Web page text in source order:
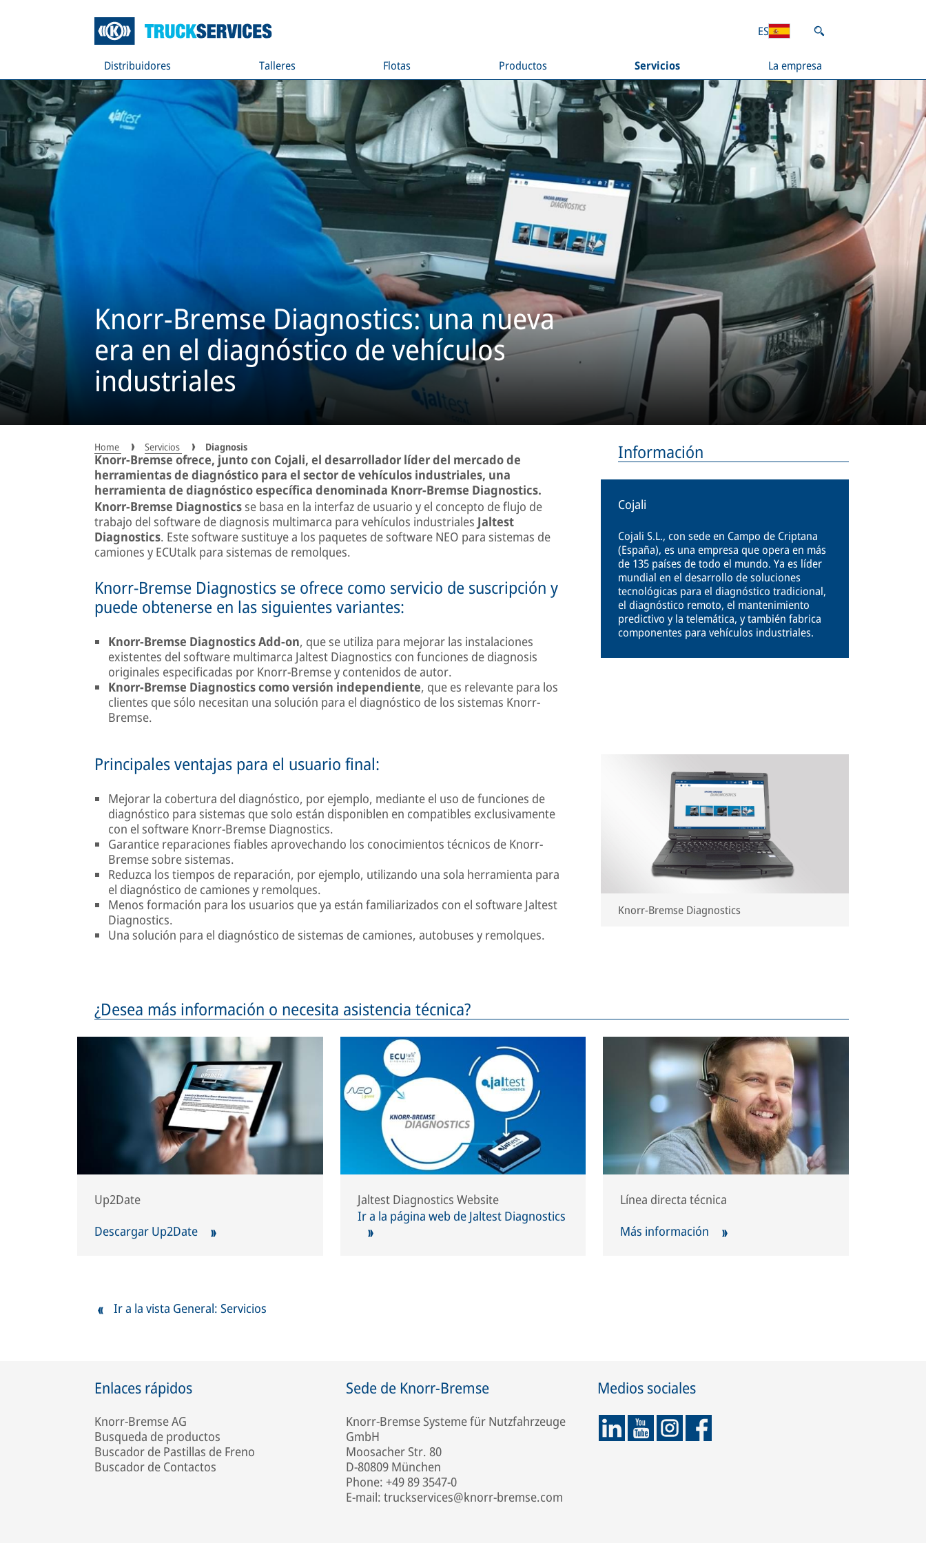
Distribuidores Talleres Flotas Productos Servicios La empresa
ES
Knorr-Bremse Diagnostics: una nueva
era en el diagnóstico de vehículos
industriales
Home Servicios Diagnosis
Knorr-Bremse ofrece, junto con Cojali, el desarrollador líder del mercado de
herramientas de diagnóstico para el sector de vehículos industriales, una
herramienta de diagnóstico específica denominada Knorr-Bremse Diagnostics.
Knorr-Bremse Diagnosticsse basa en la interfaz de usuario y el concepto de flujo de
trabajo del software de diagnosis multimarca para vehículos industriales Jaltest
Diagnostics. Este software sustituye a los paquetes de software NEO para sistemas de
camiones y ECUtalk para sistemas de remolques.
Knorr-Bremse Diagnostics se ofrece como servicio de suscripción y
puede obtenerse en las siguientes variantes:
Knorr-Bremse Diagnostics Add-on, que se utiliza para mejorar las instalaciones
existentes del software multimarca Jaltest Diagnostics con funciones de diagnosis
originales especificadas por Knorr-Bremse y contenidos de autor.
Knorr-Bremse Diagnostics como versión independiente, que es relevante para los
clientes que sólo necesitan una solución para el diagnóstico de los sistemas Knorr-
Bremse.
Información
Cojali
Cojali S.L., con sede en Campo de Criptana
(España), es una empresa que opera en más
de 135 países de todo el mundo. Ya es líder
mundial en el desarrollo de soluciones
tecnológicas para el diagnóstico tradicional,
el diagnóstico remoto, el mantenimiento
predictivo y la telemática, y también fabrica
componentes para vehículos industriales.
Principales ventajas para el usuario final:
Mejorar la cobertura del diagnóstico, por ejemplo, mediante el uso de funciones de
diagnóstico para sistemas que solo están disponiblen en compatibles exclusivamente
con el software Knorr-Bremse Diagnostics.
Garantice reparaciones fiables aprovechando los conocimientos técnicos de Knorr-
Bremse sobre sistemas.
Reduzca los tiempos de reparación, por ejemplo, utilizando una sola herramienta para
el diagnóstico de camiones y remolques.
Menos formación para los usuarios que ya están familiarizados con el software Jaltest
Diagnostics.
Una solución para el diagnóstico de sistemas de camiones, autobuses y remolques.
Knorr-Bremse Diagnostics
¿Desea más información o necesita asistencia técnica?
Up2Date
Descargar Up2Date
Jaltest Diagnostics Website
Ir a la página web de Jaltest Diagnostics
Línea directa técnica
Más información
Ir a la vista General: Servicios
Enlaces rápidos
Knorr-Bremse AG
Busqueda de productos
Buscador de Pastillas de Freno
Buscador de Contactos
Sede de Knorr-Bremse
Knorr-Bremse Systeme für Nutzfahrzeuge
GmbH
Moosacher Str. 80
D-80809 München
Phone: +49 89 3547-0
E-mail: truckservices@knorr-bremse.com
Medios sociales